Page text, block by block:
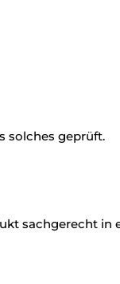
solches geprüft.
sachgerecht in